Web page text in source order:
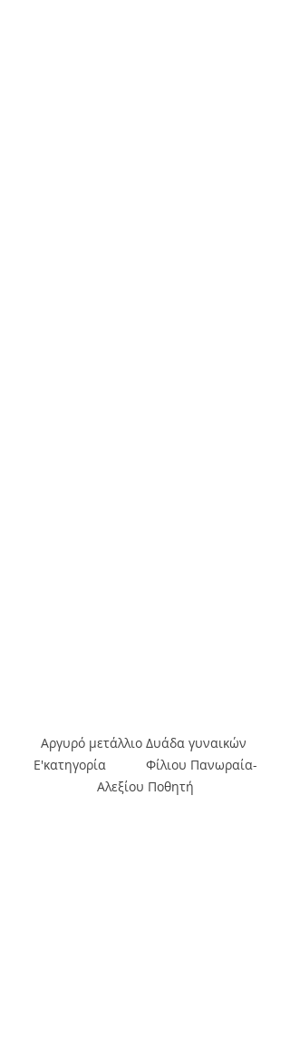
Αργυρό μετάλλιο Δυάδα γυναικών
Ε'κατηγορία           Φίλιου Πανωραία-
Αλεξίου Ποθητή